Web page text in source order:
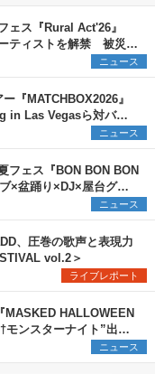
ェス『Rural Act'26』
ティストを解禁 被災地
発表
ニュース
『MATCHBOX2026』
in Las Vegasら対バン
ニュース
フェス『BON BON BON
×盆踊り×DJ×屋台グル
日間
ニュース
、圧巻の歌声と表現力
vol.2＞
ライブレポート
MASKED HALLOWEEN
ンスターナイト”出演6
ニュース